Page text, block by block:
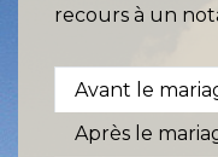
recours à un
Avant le
Après le